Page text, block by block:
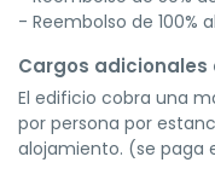
- Reembolso de 100%
Cargos
El edificio cobra una
por persona por
alojamiento. (se paga